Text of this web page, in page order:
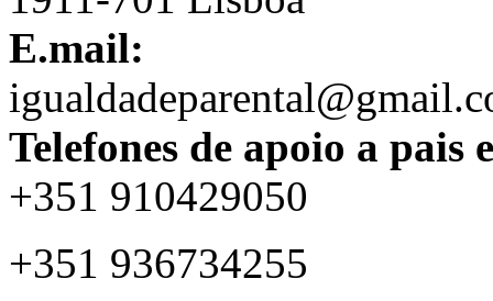
E.mail:
Telefones de apoio a pais
+351 910429050
+351 936734255